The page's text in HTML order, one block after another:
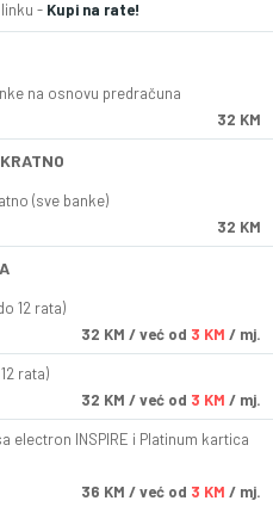
- Kupi na rate!
na osnovu predračuna
32 KM
(sve banke)
32 KM
12 rata)
32 KM / već od 3 KM / mj.
rata)
32 KM / već od 3 KM / mj.
electron INSPIRE i Platinum kartica
36 KM / već od 3 KM / mj.